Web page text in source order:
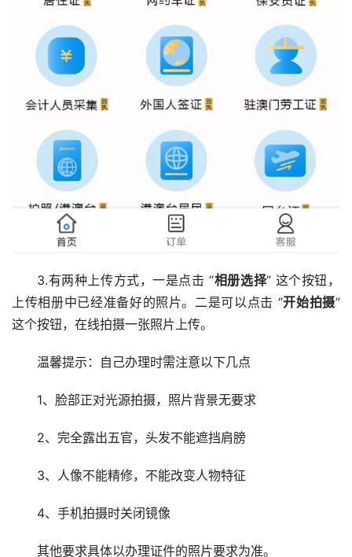
3.有两种上传方式，一是点击 “相册选择” 这个按钮，
上传相册中已经准备好的照片。二是可以点击 “开始拍摄”
这个按钮，在线拍摄一张照片上传。
温馨提示：自己办理时需注意以下几点
1、脸部正对光源拍摄，照片背景无要求
2、完全露出五官，头发不能遮挡肩膀
3、人像不能精修，不能改变人物特征
4、手机拍摄时关闭镜像
其他要求具体以办理证件的照片要求为准。